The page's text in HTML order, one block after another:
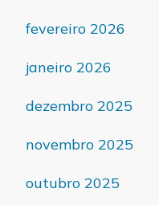
fevereiro 2026
janeiro 2026
dezembro 2025
novembro 2025
outubro 2025